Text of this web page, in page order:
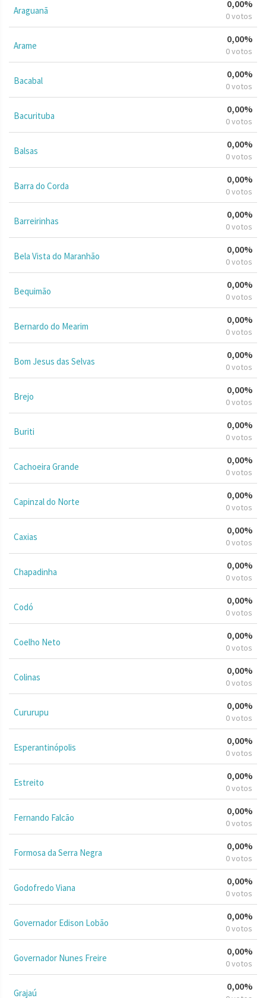
Araguanã
0,00%
0 votos
Arame
0,00%
0 votos
Bacabal
0,00%
0 votos
Bacurituba
0,00%
0 votos
Balsas
0,00%
0 votos
Barra do Corda
0,00%
0 votos
Barreirinhas
0,00%
0 votos
Bela Vista do Maranhão
0,00%
0 votos
Bequimão
0,00%
0 votos
Bernardo do Mearim
0,00%
0 votos
Bom Jesus das Selvas
0,00%
0 votos
Brejo
0,00%
0 votos
Buriti
0,00%
0 votos
Cachoeira Grande
0,00%
0 votos
Capinzal do Norte
0,00%
0 votos
Caxias
0,00%
0 votos
Chapadinha
0,00%
0 votos
Codó
0,00%
0 votos
Coelho Neto
0,00%
0 votos
Colinas
0,00%
0 votos
Cururupu
0,00%
0 votos
Esperantinópolis
0,00%
0 votos
Estreito
0,00%
0 votos
Fernando Falcão
0,00%
0 votos
Formosa da Serra Negra
0,00%
0 votos
Godofredo Viana
0,00%
0 votos
Governador Edison Lobão
0,00%
0 votos
Governador Nunes Freire
0,00%
0 votos
Grajaú
0,00%